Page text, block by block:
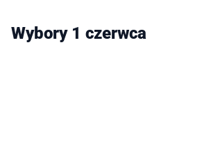
Wybory 1 czerwca